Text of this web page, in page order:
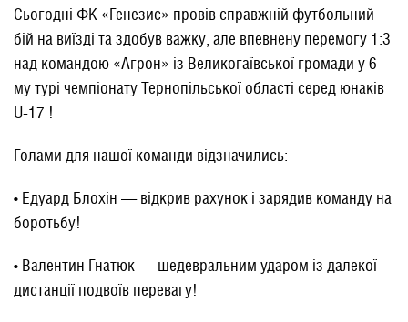
Сьогодні ФК «Генезис» провів справжній футбольний
бій на виїзді та здобув важку, але впевнену перемогу 1:3
над командою «Агрон» із Великогаївської громади у 6-
му турі чемпіонату Тернопільської області серед юнаків
U-17 !
Голами для нашої команди відзначились:
• Едуард Блохін — відкрив рахунок і зарядив команду на
боротьбу!
• Валентин Гнатюк — шедевральним ударом із далекої
дистанції подвоїв перевагу!